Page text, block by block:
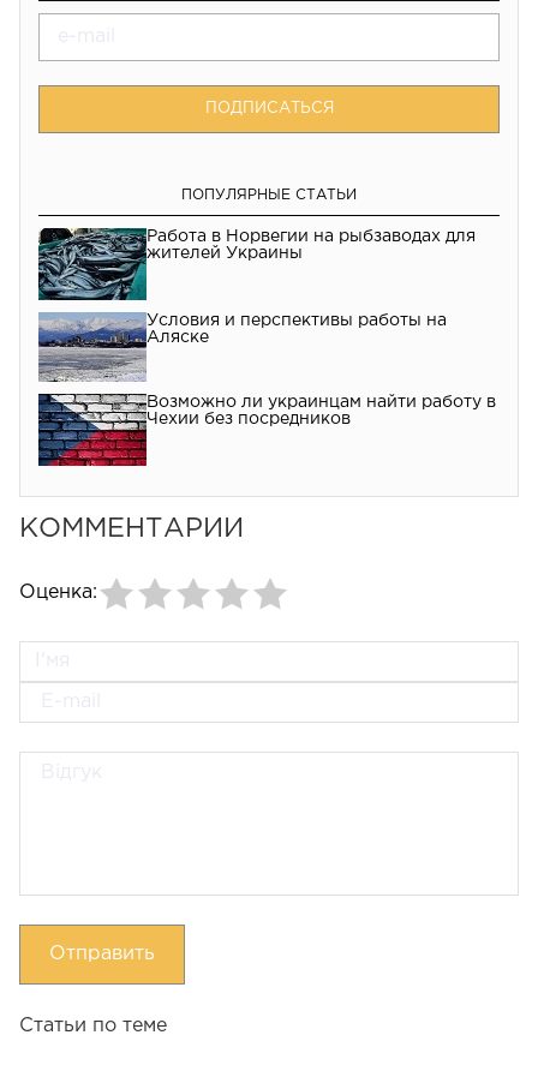
ПОДПИСАТЬСЯ
ПОПУЛЯРНЫЕ СТАТЬИ
Работа в Норвегии на рыбзаводах для
жителей Украины
Условия и перспективы работы на
Аляске
Возможно ли украинцам найти работу в
Чехии без посредников
КОММЕНТАРИИ
Оценка:
Отправить
Статьи по теме